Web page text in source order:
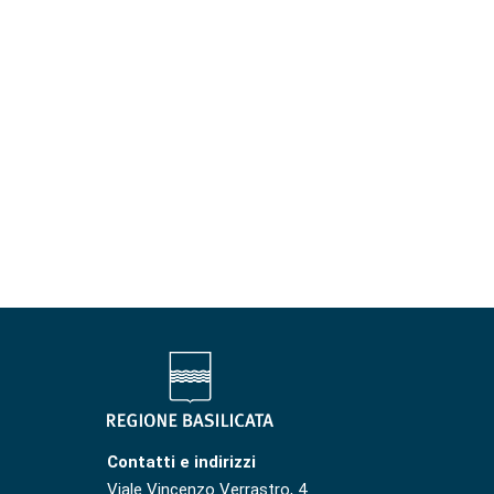
Contatti e indirizzi
Viale Vincenzo Verrastro, 4